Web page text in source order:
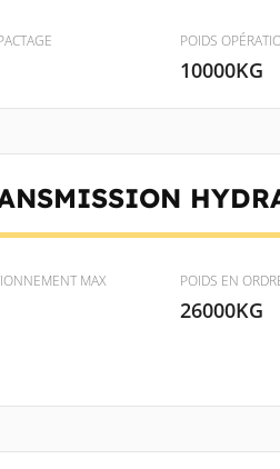
POIDS
10000KG
MAX POIDS EN
26000KG